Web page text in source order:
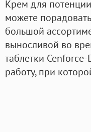
Крем для
можете
большой
выносливой во
таблетки
работу, при